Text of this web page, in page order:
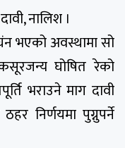
नालिश ।
भएको अवस्थामा सो
घोषित रेको
भराउने माग दावी
निर्णयमा पुग्नुपर्ने